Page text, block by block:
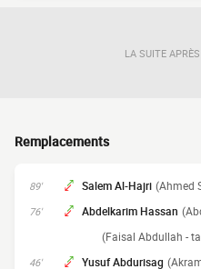
LA SUITE
Remplacements
89' Salem Al-Hajri (Ahmed
76' Abdelkarim Hassan
(Faisal Abdullah -
46' Yusuf Abdurisag